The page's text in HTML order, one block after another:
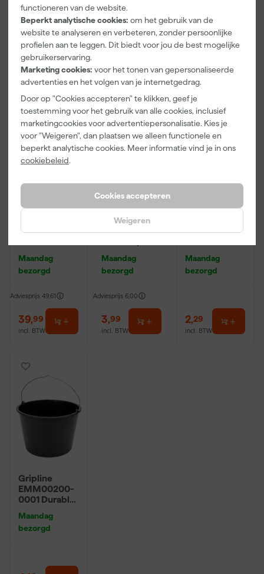
functioneren van de website.
Beperkt analytische cookies: om het gebruik van de
website te analyseren en verbeteren, zonder persoonlijke
profielen aan te leggen. Dit biedt voor jou de best mogelijke
gebruikerservaring.
Marketing cookies: voor het tonen van gepersonaliseerde
advertenties en het volgen van je internetgedrag.
Door op "Cookies accepteren" te klikken, geef je
toestemming voor het gebruik van alle cookies, inclusief
marketingcookies voor advertentiepersonalisatie. Kies je
voor "Weigeren", dan plaatsen we alleen functionele en
beperkt analytische cookies. Meer informatie vind je in ons
cookiebeleid.
Cookies accepteren
Weigeren
25 x 0,65 m
bezorgd
35,99
incl. BTW
2,7 x 20m
bezorgd
Afgelopen 30 dgn 10,39
incl. BTW
sker met
A2P3 filters -
Maat M
incl. BTW
Armor
- 0,95L
Maandag
bezorgd
Adviesprijs 49,61
39,99
incl. BTW
Paintura
Lucamax
Maandag
bezorgd
Adviesprijs 6,00
3,99
incl. BTW
Schildershand
Maandag
bezorgd
2,29
incl. BTW
Gripline
EMM00200-
0001 Durable
20L - Zwart
Maandag
bezorgd